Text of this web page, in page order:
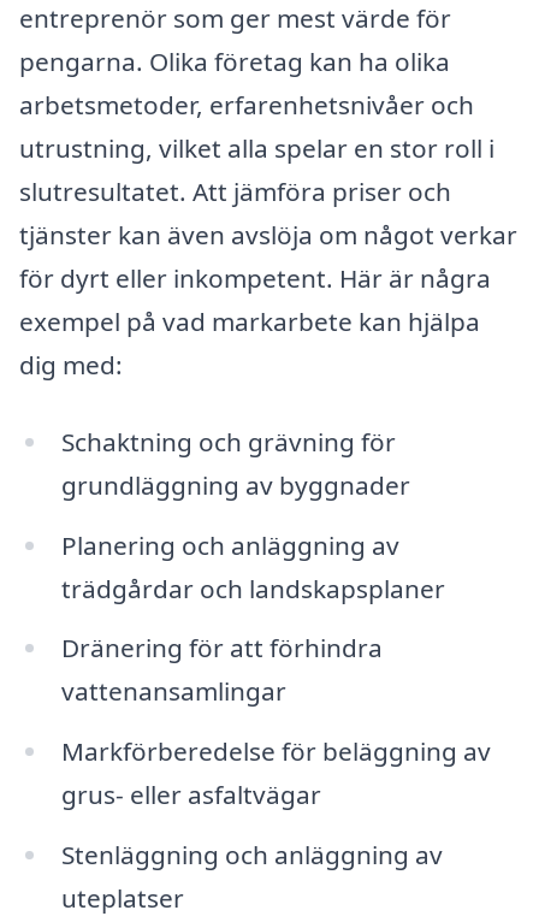
entreprenör som ger mest värde för
pengarna. Olika företag kan ha olika
arbetsmetoder, erfarenhetsnivåer och
utrustning, vilket alla spelar en stor roll i
slutresultatet. Att jämföra priser och
tjänster kan även avslöja om något verkar
för dyrt eller inkompetent. Här är några
exempel på vad markarbete kan hjälpa
dig med:
Schaktning och grävning för
grundläggning av byggnader
Planering och anläggning av
trädgårdar och landskapsplaner
Dränering för att förhindra
vattenansamlingar
Markförberedelse för beläggning av
grus- eller asfaltvägar
Stenläggning och anläggning av
uteplatser